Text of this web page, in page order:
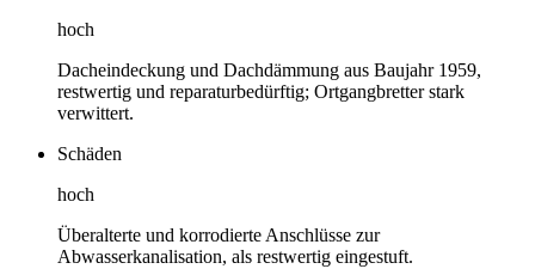
hoch
Dacheindeckung und Dachdämmung aus Baujahr 1959,
restwertig und reparaturbedürftig; Ortgangbretter stark
verwittert.
Schäden
hoch
Überalterte und korrodierte Anschlüsse zur
Abwasserkanalisation, als restwertig eingestuft.